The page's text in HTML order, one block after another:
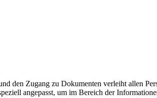
den Zugang zu Dokumenten verleiht allen
angepasst, um im Bereich der